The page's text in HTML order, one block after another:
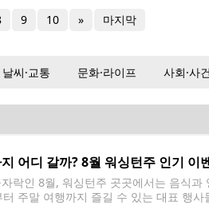
9 10 » 마지막
날씨·교통 문화·라이프 사회·사
어디 갈까? 8월 워싱턴주 인기 이
락인 8월, 워싱턴주 곳곳에서는 음식
터 주말 여행까지 즐길 수 있는 대표 행